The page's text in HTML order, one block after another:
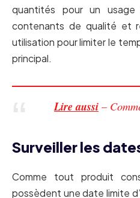
quantités pour un usage
contenants de qualité et
utilisation pour limiter le
principal.
Lire aussi –
Surveiller les
Comme tout produit
possèdent une date limite